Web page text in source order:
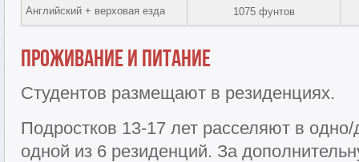
Английский + верховая езда 1075 фунтов
Проживание и питание
Студентов размещают в резиденциях.
Подростков 13-17 лет расселяют в
одной из 6 резиденций. За